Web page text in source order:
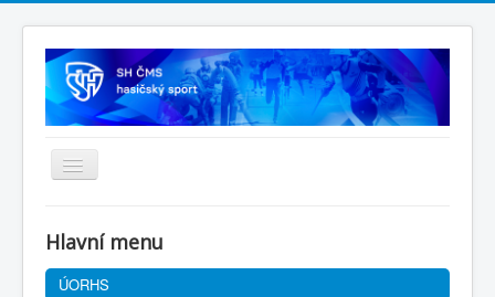
SH ČMS
Hlavní menu
ÚORHS